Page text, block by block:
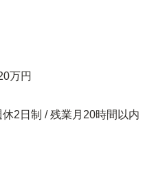
万円
2日制 / 残業月20時間以内